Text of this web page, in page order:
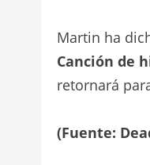
Martin ha
Canción de
retornará
(Fuente: